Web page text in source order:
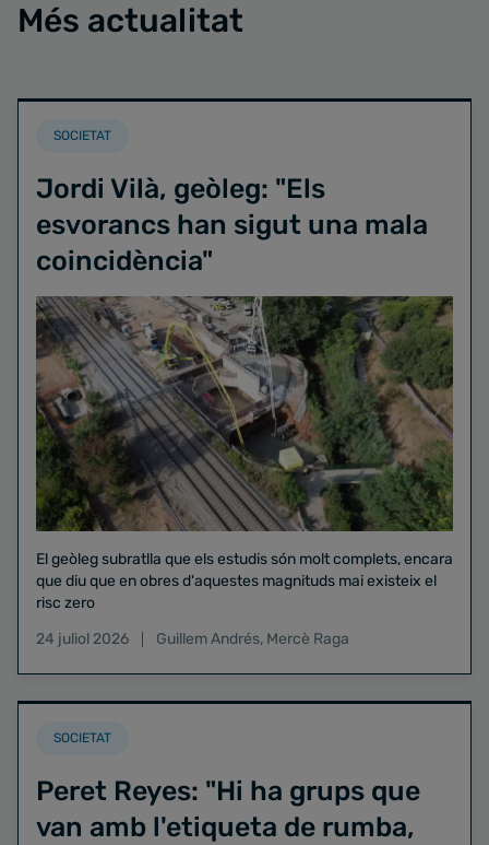
Més actualitat
SOCIETAT
Jordi Vilà, geòleg: "Els
esvorancs han sigut una mala
coincidència"
El geòleg subratlla que els estudis són molt complets, encara
que diu que en obres d'aquestes magnituds mai existeix el
risc zero
24 juliol 2026
Guillem Andrés, Mercè Raga
SOCIETAT
Peret Reyes: "Hi ha grups que
van amb l'etiqueta de rumba,